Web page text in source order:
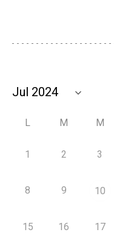
L M M
1 2 3
8 9 10
15 16 17